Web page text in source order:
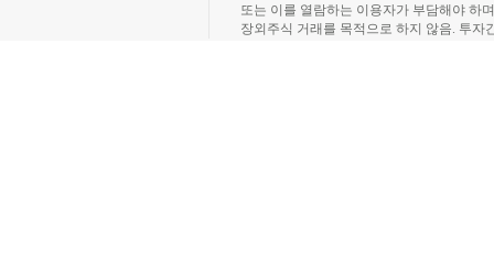
또는 이를 열람하는 이용자가 부담해야 하
장외주식 거래를 목적으로 하지 않음. 투